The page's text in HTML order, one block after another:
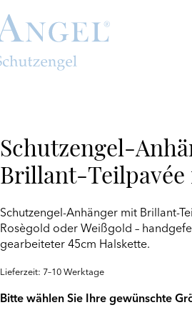
Schutzengel-
Brillant-Teilpavée
Schutzengel-Anhänger mit Brillant-
Rosègold oder Weißgold –
gearbeiteter 45cm Halskette.
Lieferzeit: 7–10 Werktage
Bitte wählen Sie Ihre gewünschte